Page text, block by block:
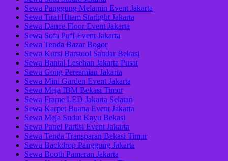
Sewa Panggung Melamin Event Jakarta
Sewa Tirai Hitam Starlight Jakarta
Sewa Dance Floor Event Jakarta
Sewa Sofa Puff Event Jakarta
Sewa Tenda Bazar Bogor
Sewa Kursi Barstool Sandar Bekasi
Sewa Bantal Lesehan Jakarta Pusat
Sewa Gong Peresmian Jakarta
Sewa Mini Garden Event Jakarta
Sewa Meja IBM Bekasi Timur
Sewa Frame LED Jakarta Selatan
Sewa Karpet Buana Event Jakarta
Sewa Meja Sudut Kayu Bekasi
Sewa Panel Partisi Event Jakarta
Sewa Tenda Transparan Bekasi Timur
Sewa Backdrop Panggung Jakarta
Sewa Booth Pameran Jakarta